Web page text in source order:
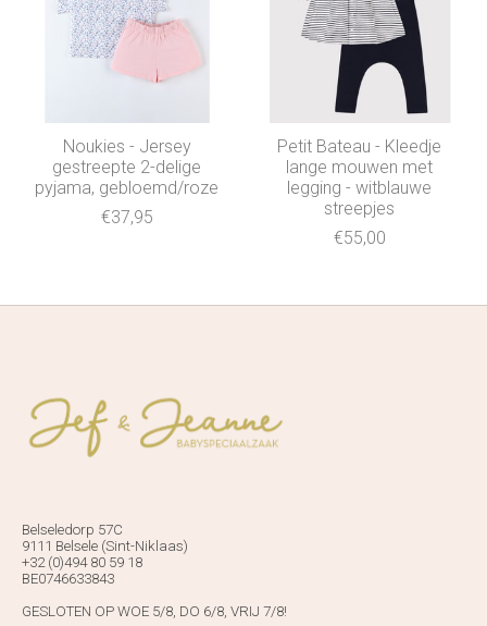
Noukies - Jersey
gestreepte 2-delige
pyjama, gebloemd/roze
€37,95
Petit Bateau - Kleedje
lange mouwen met
legging - witblauwe
streepjes
€55,00
Belseledorp 57C
9111 Belsele (Sint-Niklaas)
+32 (0)494 80 59 18
BE0746633843
GESLOTEN OP WOE 5/8, DO 6/8, VRIJ 7/8!